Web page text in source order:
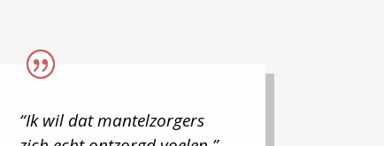
“Ik wil dat mantelzorgers